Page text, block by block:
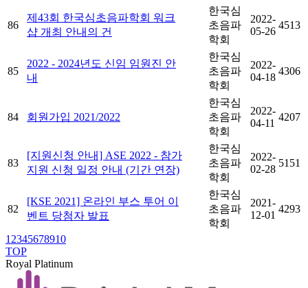
86
제43회 한국심초음파학회 워크
샵 개최 안내의 건
한국심
초음파
학회
2022-
05-26
4513
85
2022 - 2024년도 신임 임원진 안
내
한국심
초음파
학회
2022-
04-18
4306
84 회원가입 2021/2022
한국심
초음파
학회
2022-
04-11
4207
83
[지원신청 안내] ASE 2022 - 참가
지원 신청 일정 안내 (기간 연장)
한국심
초음파
학회
2022-
02-28
5151
82
[KSE 2021] 온라인 부스 투어 이
벤트 당첨자 발표
한국심
초음파
학회
2021-
12-01
4293
1 2345678910
TOP
Royal Platinum